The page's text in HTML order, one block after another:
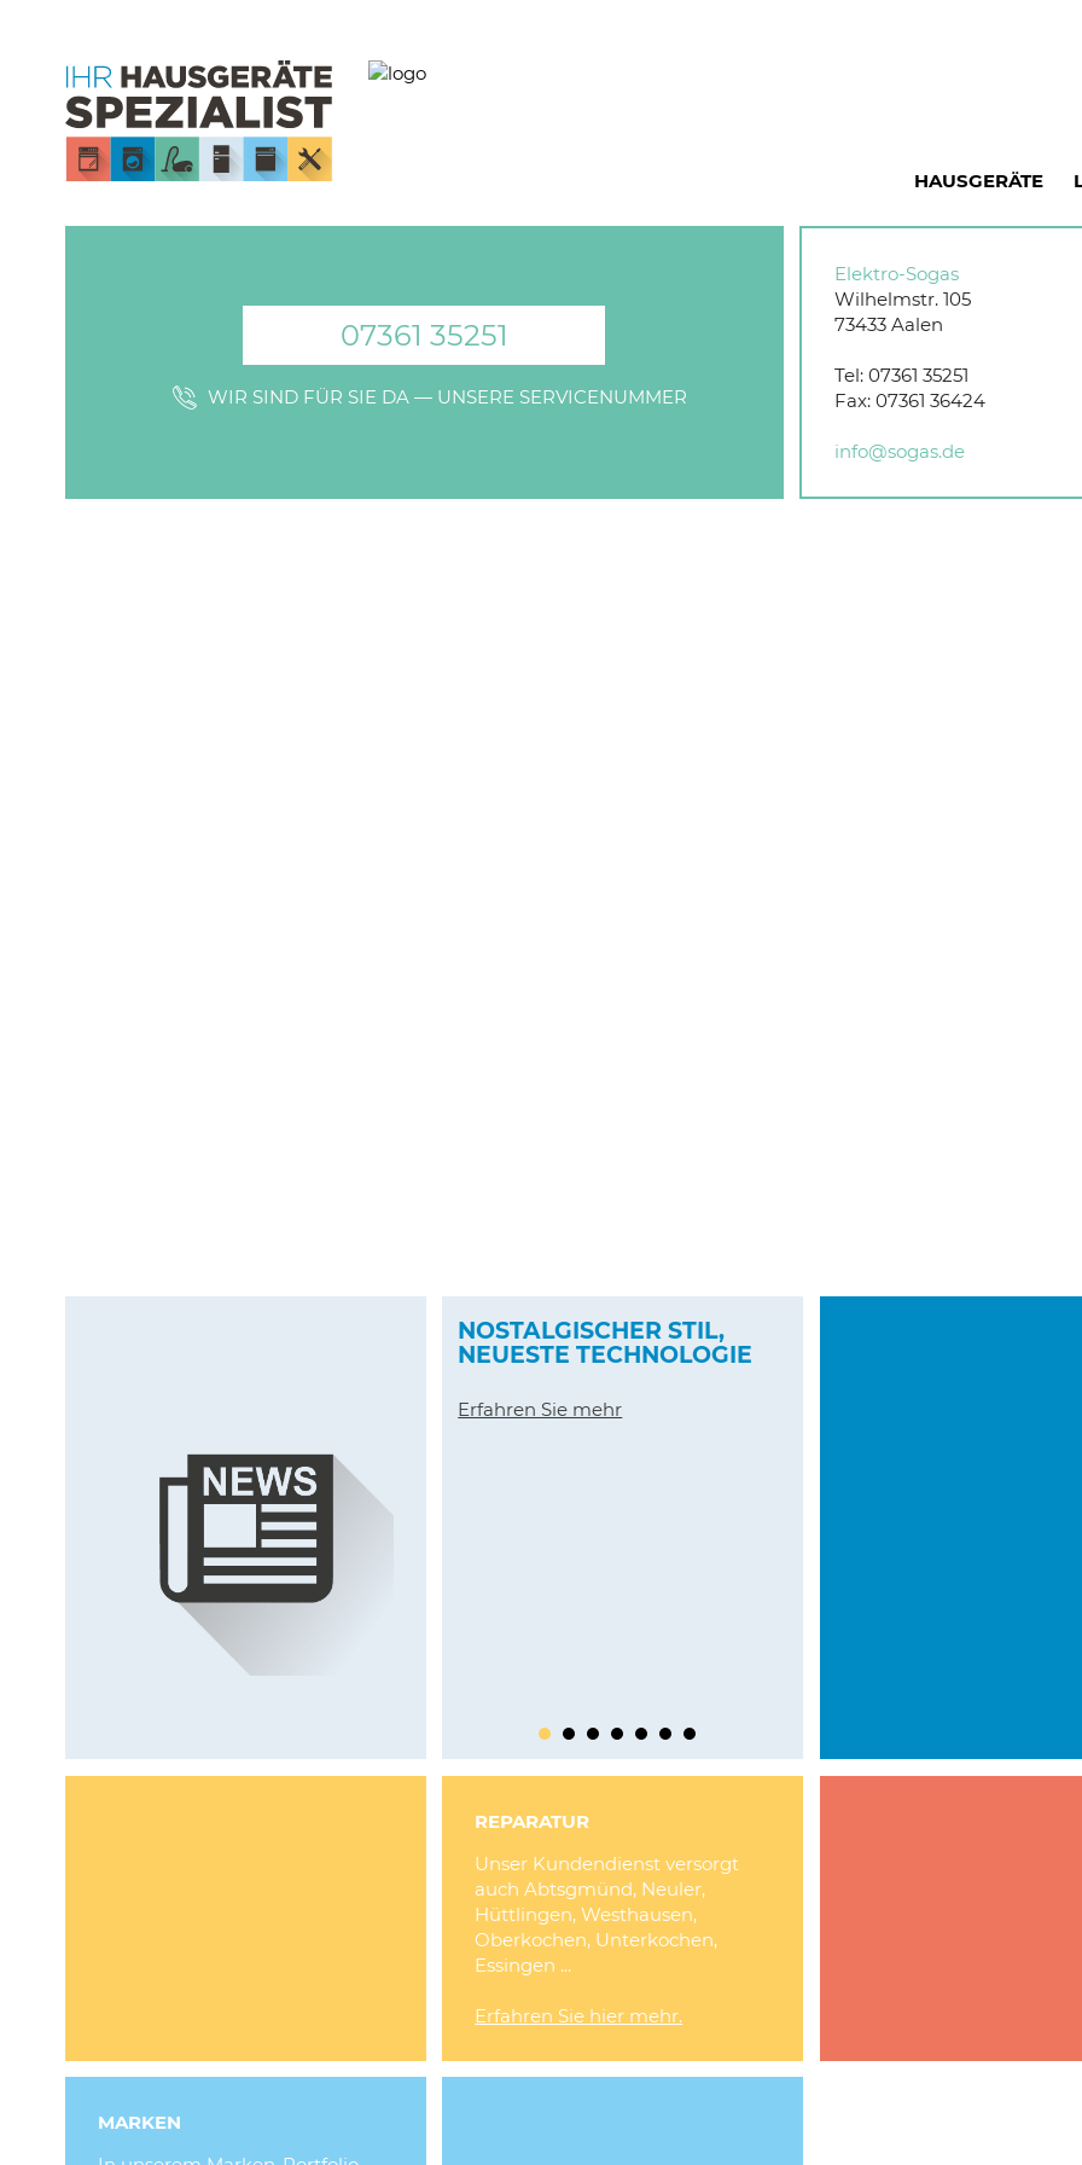
HAUSGERÄTE
07361 35251
WIR SIND FÜR SIE DA — UNSERE SERVICENUMMER
Elektro-Sogas
Wilhelmstr. 105
73433 Aalen
Tel:07361 35251
Fax:07361 36424
info@sogas.de
NOSTALGISCHER STIL,
NEUESTE TECHNOLOGIE
Erfahren Sie mehr
REPARATUR
Unser Kundendienst versorgt
auch Abtsgmünd, Neuler,
Hüttlingen, Westhausen,
Oberkochen, Unterkochen,
Essingen ...
Erfahren Sie hier mehr.
MARKEN